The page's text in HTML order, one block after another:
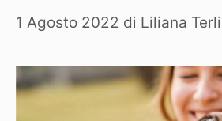
1 Agosto 2022 di Liliana